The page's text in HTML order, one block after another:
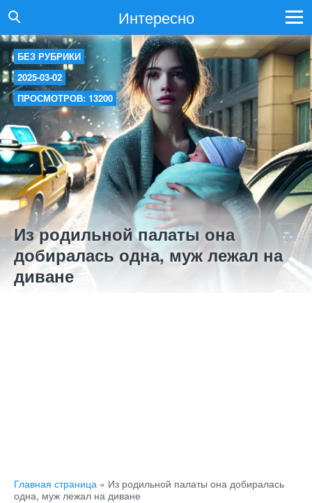
Интересно
БЕЗ РУБРИКИ
2025-03-02
ПРОСМОТРОВ: 13200
Из родильной палаты она
добиралась одна, муж лежал на
диване
Главная страница » Из родильной палаты она добиралась
одна, муж лежал на диване